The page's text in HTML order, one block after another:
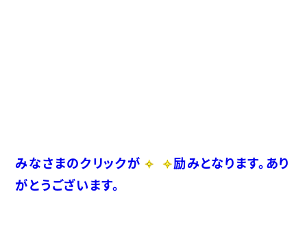
みなさまのクリックが
励みとなります。あり
がとうございます。